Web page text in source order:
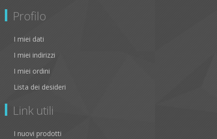
Profilo
I miei dati
I miei indirizzi
I miei ordini
Lista dei desideri
Link utili
I nuovi prodotti